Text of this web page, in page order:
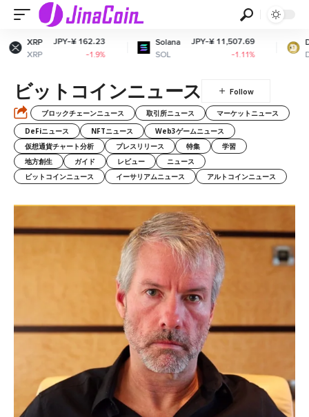
XRP
XRP
JPY-¥ 162.23
-1.9%
Solana
SOL
JPY-¥ 11,507.69
-1.11%
DOGE
ビットコインニュース
ブロックチェーンニュース 取引所ニュース
マーケットニュース
DeFiニュース
NFTニュース
Web3ゲームニュース
仮想通貨チャート分析
プレスリリース 特集
学習
地方創生
ガイド レビュー
ニュース
ビットコインニュース
イーサリアムニュース アルトコインニュース